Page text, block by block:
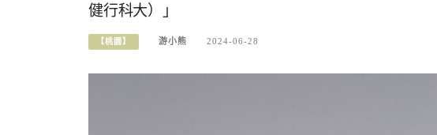
健行科大）」
【桃園】 游小熊 2024-06-28